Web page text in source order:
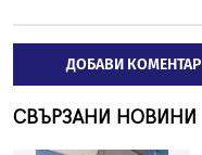
ДОБАВИ КОМЕНТАР
СВЪРЗАНИ НОВИНИ